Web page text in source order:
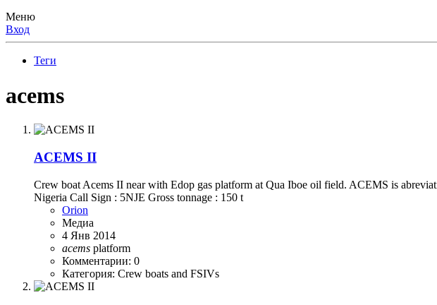
Меню
Вход
Теги
acems
ACEMS II
Crew boat Acems II near with Edop gas platform at Qua Iboe oil field. ACEMS is
Nigeria Call Sign : 5NJE Gross tonnage : 150 t
Orion
Медиа
4 Янв 2014
acems platform
Комментарии: 0
Категория: Crew boats and FSIVs